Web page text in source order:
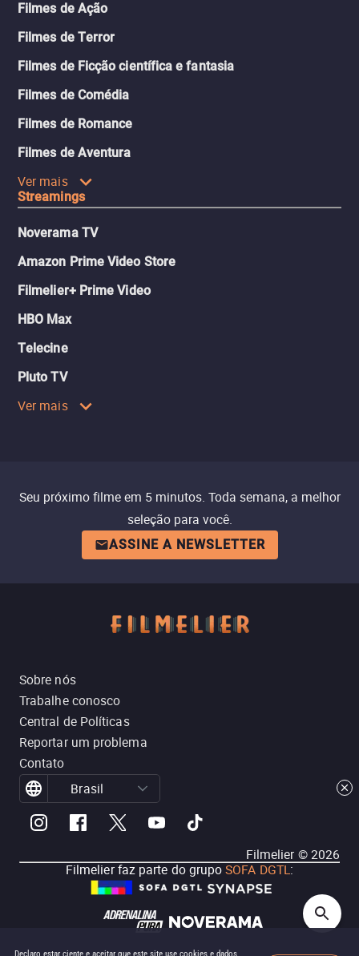
Filmes de Ação
Filmes de Terror
Filmes de Ficção científica e fantasia
Filmes de Comédia
Filmes de Romance
Filmes de Aventura
Ver mais
Streamings
Noverama TV
Amazon Prime Video Store
Filmelier+ Prime Video
HBO Max
Telecine
Pluto TV
Ver mais
Seu próximo filme em 5 minutos. Toda semana, a melhor
seleção para você.
ASSINE A NEWSLETTER
Sobre nós
Trabalhe conosco
Central de Políticas
Reportar um problema
Contato
Brasil
Filmelier ©2026
Filmelier faz parte do grupoSOFA DGTL: